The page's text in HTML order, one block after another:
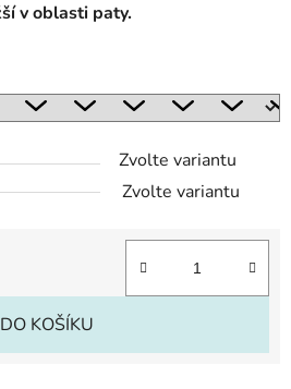
v oblasti paty.
Zvolte variantu
Zvolte variantu
DO KOŠÍKU